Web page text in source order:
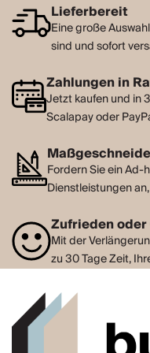
Lieferbereit
Eine große
sind und sofort
Zahlungen in
Jetzt kaufen und in
Scalapay oder
Fordern Sie ein
Dienstleistungen
Zufrieden
Mit der
zu 30 Tage Zeit,